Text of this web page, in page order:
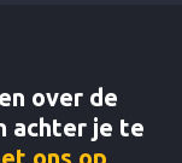
over de
achter je te